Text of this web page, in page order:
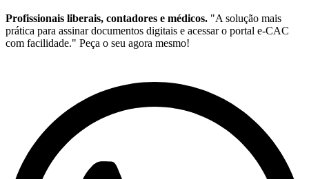
Profissionais liberais, contadores e médicos. "A solução mais
prática para assinar documentos digitais e acessar o portal e-CAC
com facilidade." Peça o seu agora mesmo!